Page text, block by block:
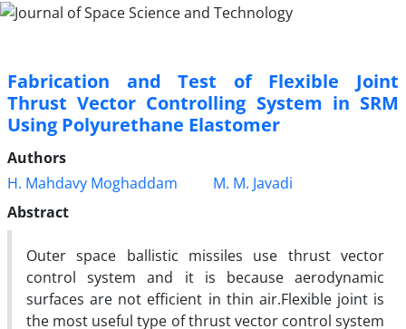
Fabrication and Test of Flexible Joint
Thrust Vector Controlling System in SRM
Using Polyurethane Elastomer
Authors
H. Mahdavy Moghaddam
M. M. Javadi
Abstract
Outer space ballistic missiles use thrust vector
control system and it is because aerodynamic
surfaces are not efficient in thin air.Flexible joint is
the most useful type of thrust vector control system